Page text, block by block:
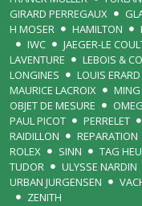
GIRARD PERREGAUX
H MOSER
HAMILTON
IWC
JAEGER-LE
LAVENTURE
LEBOIS & CO
LONGINES
LOUIS ERARD
MAURICE LACROIX
MING
OBJET DE MESURE
PAUL PICOT
PERRELET
RAIDILLON
REPARATION
ROLEX
SINN TAG
TUDOR
ULYSSE NARDIN
URBAN JURGENSEN
ZENITH